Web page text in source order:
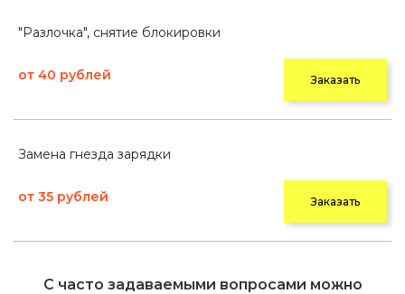
"Разлочка", снятие блокировки
от 40 рублей Заказать
Замена гнезда зарядки
от 35 рублей Заказать
С часто задаваемыми вопросами можно